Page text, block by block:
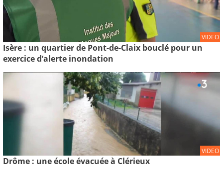
VIDEO
Isère : un quartier de Pont-de-Claix bouclé pour un
exercice d’alerte inondation
VIDEO
Drôme : une école évacuée à Clérieux